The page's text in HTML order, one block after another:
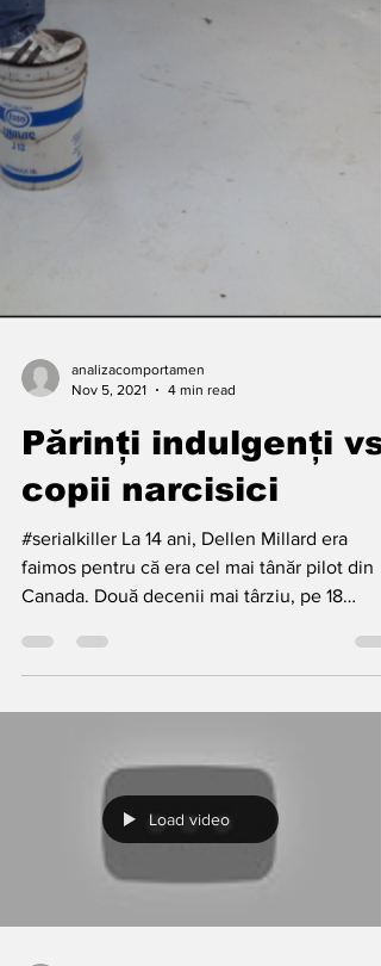
analizacomportamen
Nov 5, 2021
4 min read
Părinți indulgenți vs.
copii narcisici
#serialkiller La 14 ani, Dellen Millard era
faimos pentru că era cel mai tânăr pilot din
Load video